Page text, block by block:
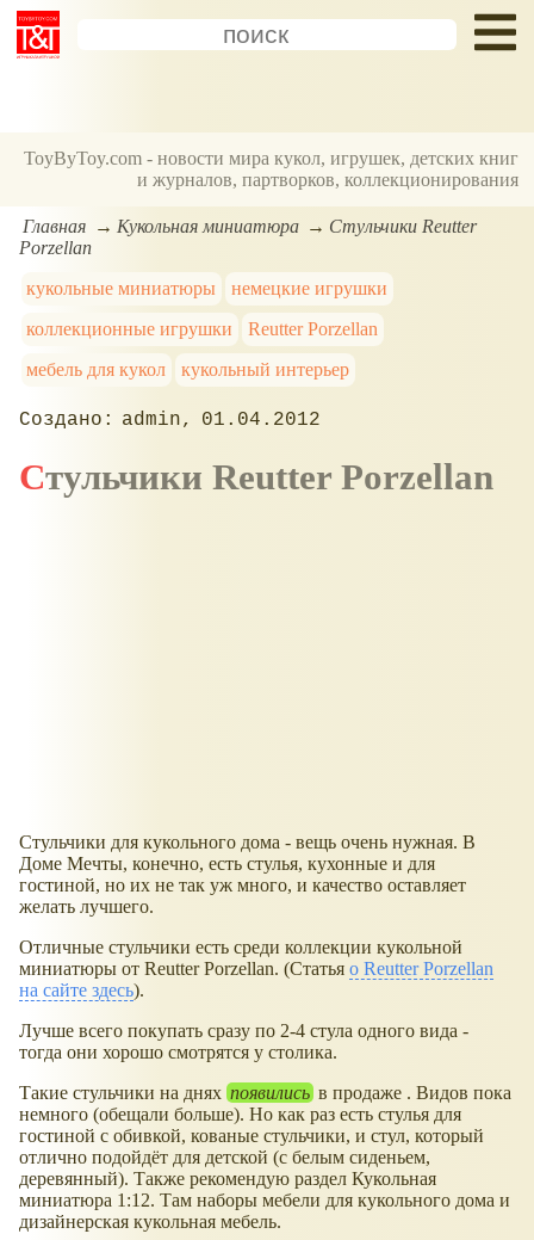
ToyByToy.com - новости мира кукол, игрушек, детских книг
и журналов, партворков, коллекционирования
Главная Кукольная миниатюра
Стульчики Reutter
Porzellan
кукольные миниатюры
немецкие игрушки
коллекционные игрушки
Reutter Porzellan
мебель для кукол
кукольный интерьер
admin 01.04.2012
Стульчики Reutter Porzellan
Стульчики для кукольного дома - вещь очень нужная. В
Доме Мечты, конечно, есть стулья, кухонные и для
гостиной, но их не так уж много, и качество оставляет
желать лучшего.
Отличные стульчики есть среди коллекции кукольной
миниатюры от Reutter Porzellan. (Статья о Reutter Porzellan
на сайте здесь).
Лучше всего покупать сразу по 2-4 стула одного вида -
тогда они хорошо смотрятся у столика.
Такие стульчики на днях появились в продаже . Видов пока
немного (обещали больше). Но как раз есть стулья для
гостиной с обивкой, кованые стульчики, и стул, который
отлично подойдёт для детской (с белым сиденьем,
деревянный). Также рекомендую раздел Кукольная
миниатюра 1:12. Там наборы мебели для кукольного дома и
дизайнерская кукольная мебель.